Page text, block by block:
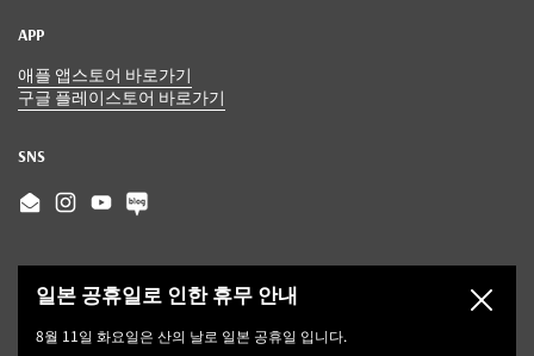
APP
애플 앱스토어 바로가기
구글 플레이스토어 바로가기
SNS
EmailInstagram
YouTube
일본 공휴일로 인한 휴무 안내
8월 11일 화요일은 산의 날로 일본 공휴일 입니다.
닫기